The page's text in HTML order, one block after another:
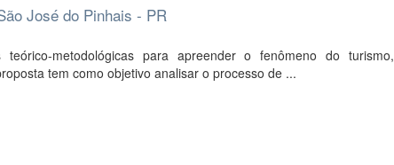
José do Pinhais - PR
metodológicas para apreender o fenômeno do turismo,
tem como objetivo analisar o processo de ...